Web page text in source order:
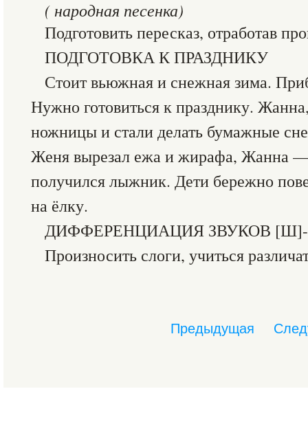
( народная песенка)
Подготовить пересказ, отработав
ПОДГОТОВКА К ПРАЗДНИКУ
Стоит вьюжная и снежная зима.
Нужно готовиться к празднику.
ножницы и стали делать бумажные
Женя вырезал ежа и жирафа, Жанна
получился лыжник. Дети бережно
на ёлку.
ДИФФЕРЕНЦИАЦИЯ ЗВУКОВ
Произносить слоги, учиться
Предыдущая